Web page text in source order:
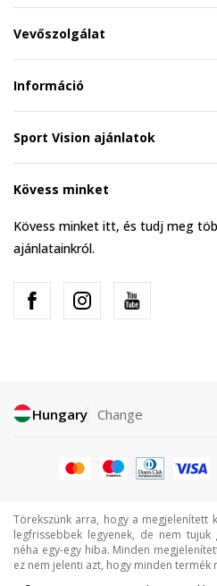
Vevőszolgálat
Információ
Sport Vision ajánlatok
Kövess minket
Kövess minket itt, és tudj meg
ajánlatainkról.
Hungary Change
Törekszünk arra, hogy a megjelenített
legfrissebbek legyenek, de nem
néha egy-egy hiba. Minden
ez nem jelenti azt, hogy minden termék